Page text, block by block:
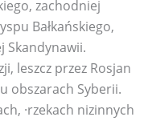
zachodniej
Bałkańskiego,
Skandynawii.
leszcz przez Rosjan
obszarach Syberii.
·rzekach nizinnych